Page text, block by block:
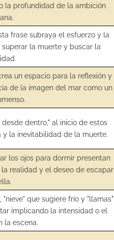
la profundidad de la ambición
frase subraya el esfuerzo y la
la muerte y buscar la
un espacio para la reflexión y
de la imagen del mar como un
dentro," al inicio de estos
y la inevitabilidad de la muerte.
los ojos para dormir presentan
realidad y el deseo de escapar
que sugiere frío y "llamas"
implicando la intensidad o el
la escena.